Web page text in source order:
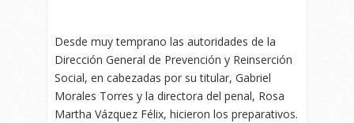
Desde muy temprano las autoridades de la
Dirección General de Prevención y Reinserción
Social, en cabezadas por su titular, Gabriel
Morales Torres y la directora del penal, Rosa
Martha Vázquez Félix, hicieron los preparativos.